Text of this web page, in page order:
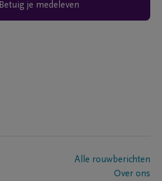
Betuig je medeleven
Alle rouwberichten
Over ons